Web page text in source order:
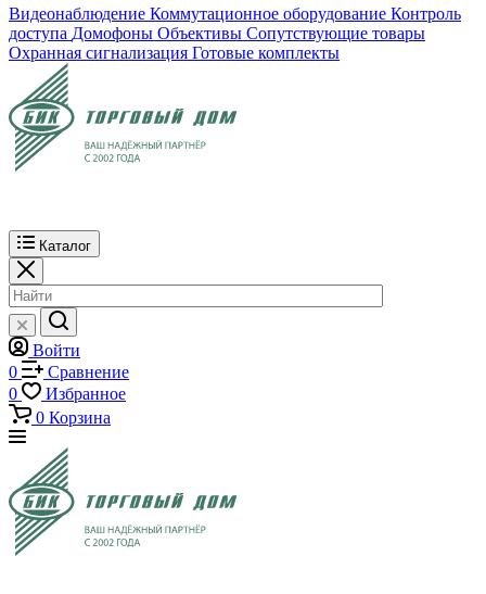
Видеонаблюдение Коммутационное оборудование Контроль
доступа Домофоны Объективы Сопутствующие товары
Охранная сигнализация Готовые комплекты
Каталог
Войти
0
Сравнение
0
Избранное
0 Корзина